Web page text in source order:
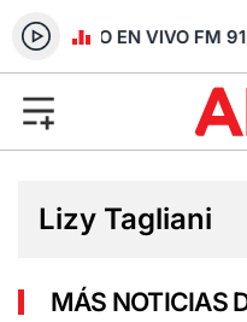
RADIO EN VIVO FM
Lizy Tagliani
MÁS NOTICIAS